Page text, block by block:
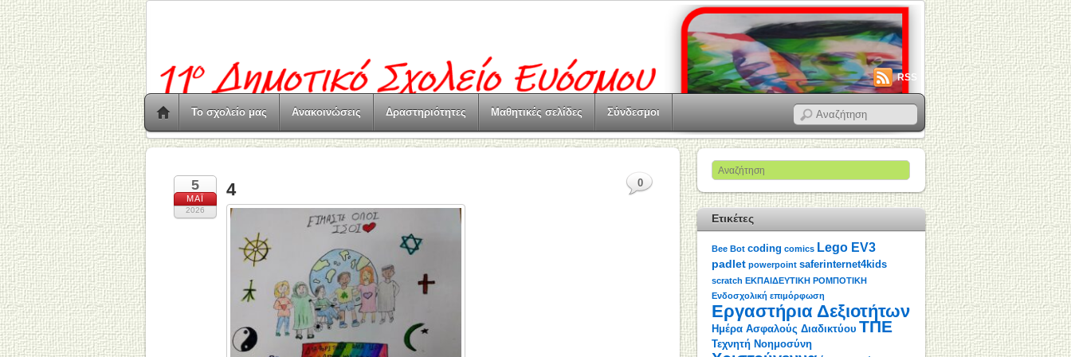
RSS
Το σχολείο μας Ανακοινώσεις Δραστηριότητες Μαθητικές σελίδες Σύνδεσμοι
5
ΜΆΙ
2026
4 0
Ετικέτες
Bee Bot coding comics Lego EV3
padlet powerpoint saferinternet4kids
scratch ΕΚΠΑΙΔΕΥΤΙΚΗ ΡΟΜΠΟΤΙΚΗ
Ενδοσχολική επιμόρφωση
Εργαστήρια Δεξιοτήτων
Ημέρα Ασφαλούς Διαδικτύου ΤΠΕ
Τεχνητή Νοημοσύνη